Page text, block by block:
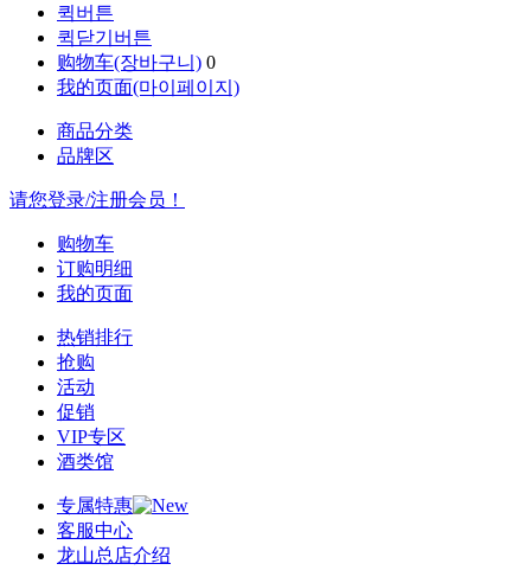
퀵버튼
퀵닫기버튼
购物车(장바구니) 0
我的页面(마이페이지)
商品分类
品牌区
请您登录/注册会员！
购物车
订购明细
我的页面
热销排行
抢购
活动
促销
VIP专区
酒类馆
专属特惠
客服中心
龙山总店介绍